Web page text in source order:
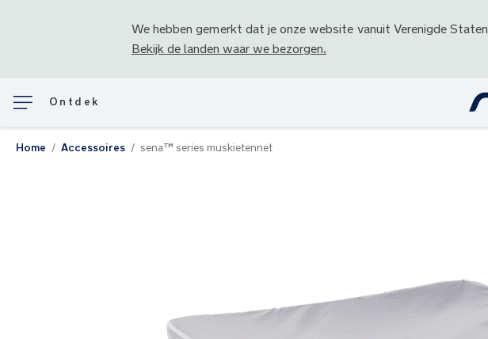
We hebben gemerkt dat je onze website vanuit Verenigde Staten
Bekijk de landen waar we bezorgen.
Ontdek
Home Accessoires sena™ series muskietennet